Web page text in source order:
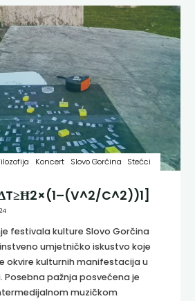
Koncert Slovo Gorčina Stećci
C^2))1]
festivala kulture Slovo Gorčina
umjetničko iskustvo koje
okvire kulturnih manifestacija u
Posebna pažnja posvećena je
muzičkom